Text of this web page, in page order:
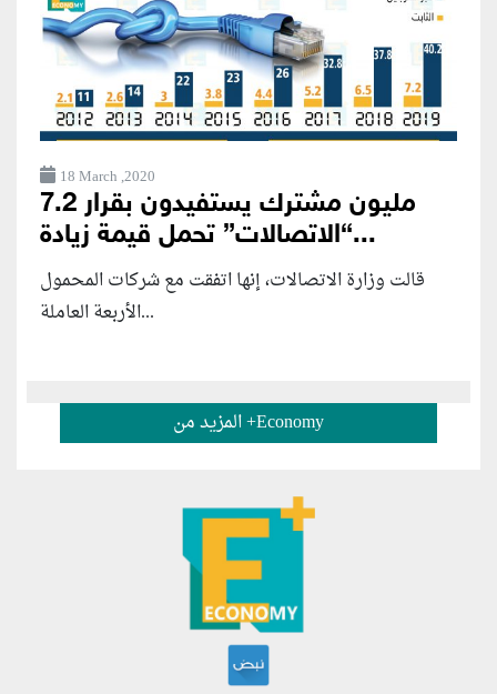
18 March ,2020
7.2 مليون مشترك يستفيدون بقرار
“الاتصالات” تحمل قيمة زيادة...
قالت وزارة الاتصالات، إنها اتفقت مع شركات المحمول
الأربعة العاملة...
المزيد من +Economy